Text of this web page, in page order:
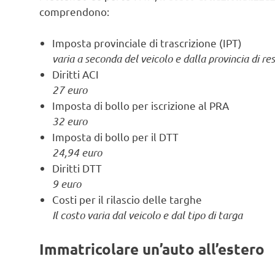
comprendono:
Imposta provinciale di trascrizione (IPT)
varia a seconda del veicolo e dalla provincia di
Diritti ACI
27 euro
Imposta di bollo per iscrizione al PRA
32 euro
Imposta di bollo per il DTT
24,94 euro
Diritti DTT
9 euro
Costi per il rilascio delle targhe
Il costo varia dal veicolo e dal tipo di targa
Immatricolare un’auto all’estero